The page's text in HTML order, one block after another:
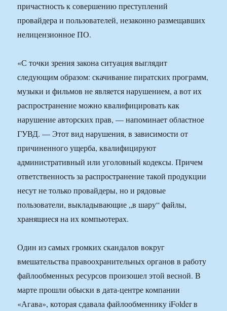
причастность к совершению преступлений
провайдера и пользователей, незаконно размещавших
нелицензионное ПО.
«С точки зрения закона ситуация выглядит
следующим образом: скачивание пиратских программ,
музыки и фильмов не является нарушением, а вот их
распространение можно квалифицировать как
нарушение авторских прав, — напоминает областное
ГУВД. — Этот вид нарушения, в зависимости от
причиненного ущерба, квалифицируют
административный или уголовный кодексы. Причем
ответственность за распространение такой продукции
несут не только провайдеры, но и рядовые
пользователи, выкладывающие „в шару“ файлы,
хранящиеся на их компьютерах.
Один из самых громких скандалов вокруг
вмешательства правоохранительных органов в работу
файлообменных ресурсов произошел этой весной. В
марте прошли обыски в дата-центре компании
«Агава», которая сдавала файлообменнику iFolder в